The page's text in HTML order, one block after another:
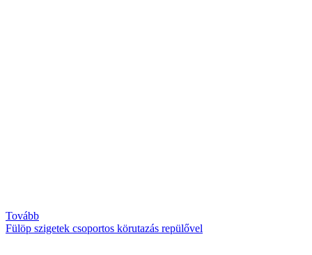
Tovább
Fülöp szigetek csoportos körutazás repülővel